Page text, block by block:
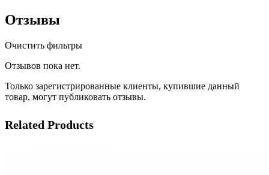
Отзывы
Очистить фильтры
Отзывов пока нет.
Только зарегистрированные клиенты, купившие данный
товар, могут публиковать отзывы.
Related Products